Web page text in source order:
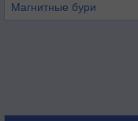
Магнитные бури